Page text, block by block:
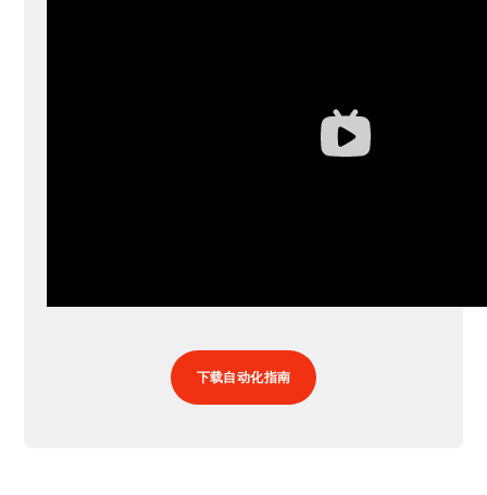
下载自动化指南